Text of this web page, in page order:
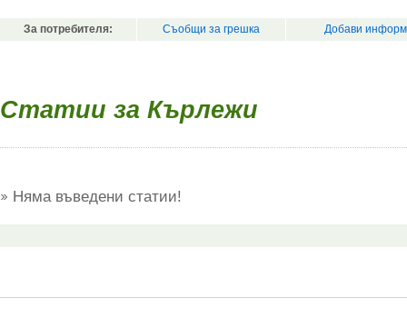
За потребителя: Съобщи за грешка Добави
Статии за Кърлежи
Няма въведени статии!